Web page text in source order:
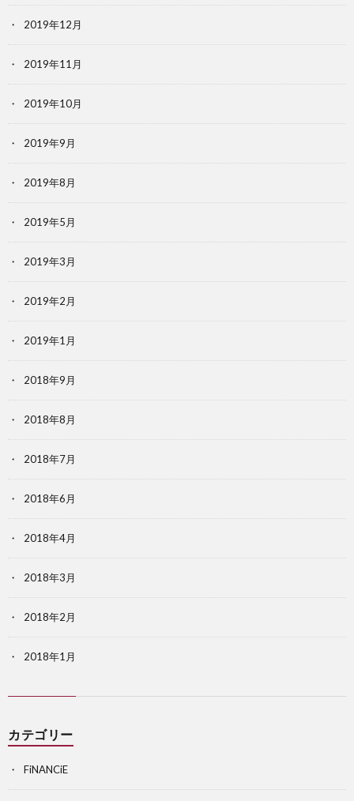
2019年12月
2019年11月
2019年10月
2019年9月
2019年8月
2019年5月
2019年3月
2019年2月
2019年1月
2018年9月
2018年8月
2018年7月
2018年6月
2018年4月
2018年3月
2018年2月
2018年1月
カテゴリー
FiNANCiE